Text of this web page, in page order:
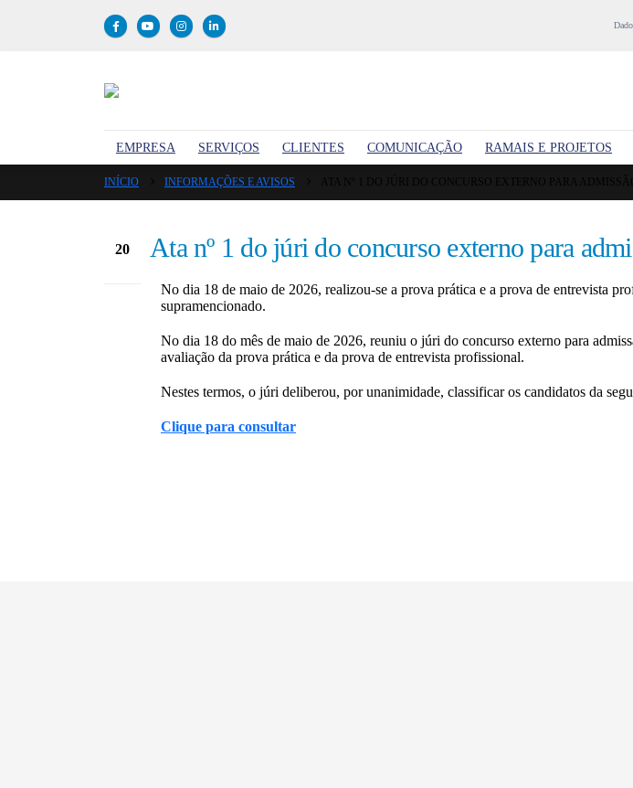
EMPRESA SERVIÇOS CLIENTES COMUNICAÇÃO RAMAIS E PROJETOS
INÍCIO INFORMAÇÕES E AVISOS
20 Ata nº 1 do júri do concurso externo para
No dia 18 de maio de 2026, realizou-se a prova prática e a prova de entrevista
supramencionado.
No dia 18 do mês de maio de 2026, reuniu o júri do concurso externo para
avaliação da prova prática e da prova de entrevista profissional.
Nestes termos, o júri deliberou, por unanimidade, classificar os candidatos da
Clique para consultar